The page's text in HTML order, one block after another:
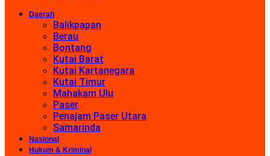
Daerah
Balikpapan
Berau
Bontang
Kutai Barat
Kutai Kartanegara
Kutai Timur
Mahakam Ulu
Paser
Penajam Paser Utara
Samarinda
Nasional
Hukum & Kriminal